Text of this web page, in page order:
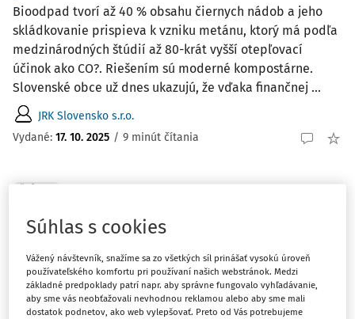
Bioodpad tvorí až 40 % obsahu čiernych nádob a jeho
skládkovanie prispieva k vzniku metánu, ktorý má podľa
medzinárodných štúdií až 80-krát vyšší otepľovací
účinok ako CO?. Riešením sú moderné kompostárne.
Slovenské obce už dnes ukazujú, že vďaka finančnej ...
JRK Slovensko s.r.o.
Vydané: 17. 10. 2025 / 9 minút čítania
úspešného kompostovania
Premena bioodpadu na kvalitný kompost si vyžaduje
nielen priestor, ale aj spoľahlivú techniku. Od správnej
prípravy materiálu až po finálne preosiatie - každý stroj
má svoju nezastupiteľnú úlohu. V článku predstavujeme
Súhlas s cookies
Vážený návštevník, snažíme sa zo všetkých síl prinášať vysokú úroveň
používateľského komfortu pri používaní našich webstránok. Medzi
základné predpoklady patrí napr. aby správne fungovalo vyhľadávanie,
aby sme vás neobťažovali nevhodnou reklamou alebo aby sme mali
dostatok podnetov, ako web vylepšovať. Preto od Vás potrebujeme